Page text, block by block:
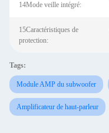
14Mode veille intégré:
15Caractéristiques de
protection:
Tags:
Module AMP du subwoofer
Amplificateur de haut-parleur